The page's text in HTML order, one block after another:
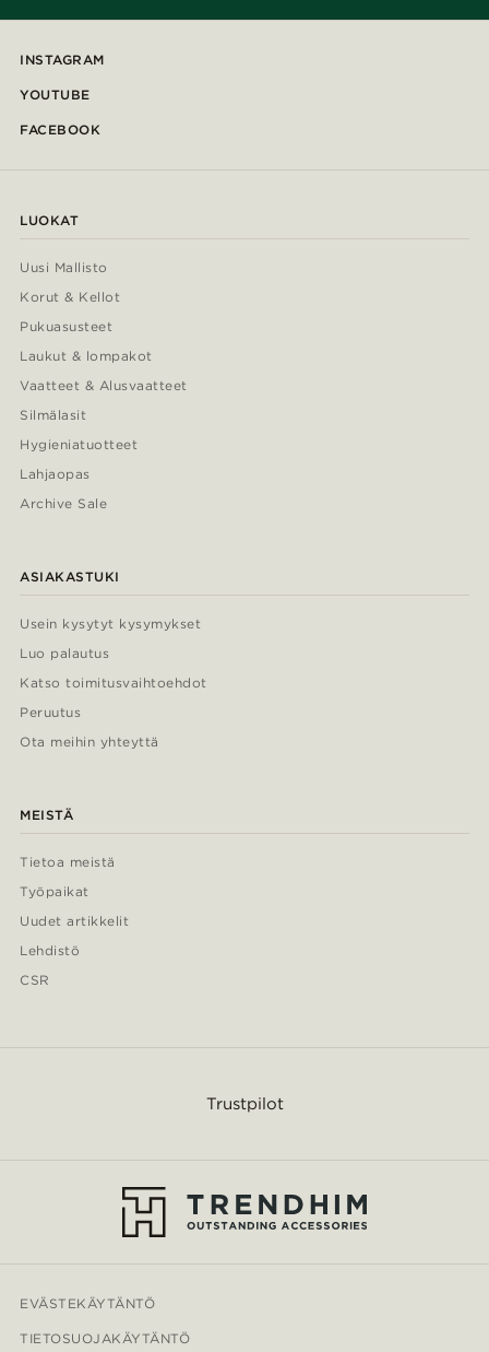
INSTAGRAM
YOUTUBE
FACEBOOK
LUOKAT
Uusi Mallisto
Korut & Kellot
Pukuasusteet
Laukut & lompakot
Vaatteet & Alusvaatteet
Silmälasit
Hygieniatuotteet
Lahjaopas
Archive Sale
ASIAKASTUKI
Usein kysytyt kysymykset
Luo palautus
Katso toimitusvaihtoehdot
Peruutus
Ota meihin yhteyttä
MEISTÄ
Tietoa meistä
Työpaikat
Uudet artikkelit
Lehdistö
CSR
Trustpilot
EVÄSTEKÄYTÄNTÖ
TIETOSUOJAKÄYTÄNTÖ